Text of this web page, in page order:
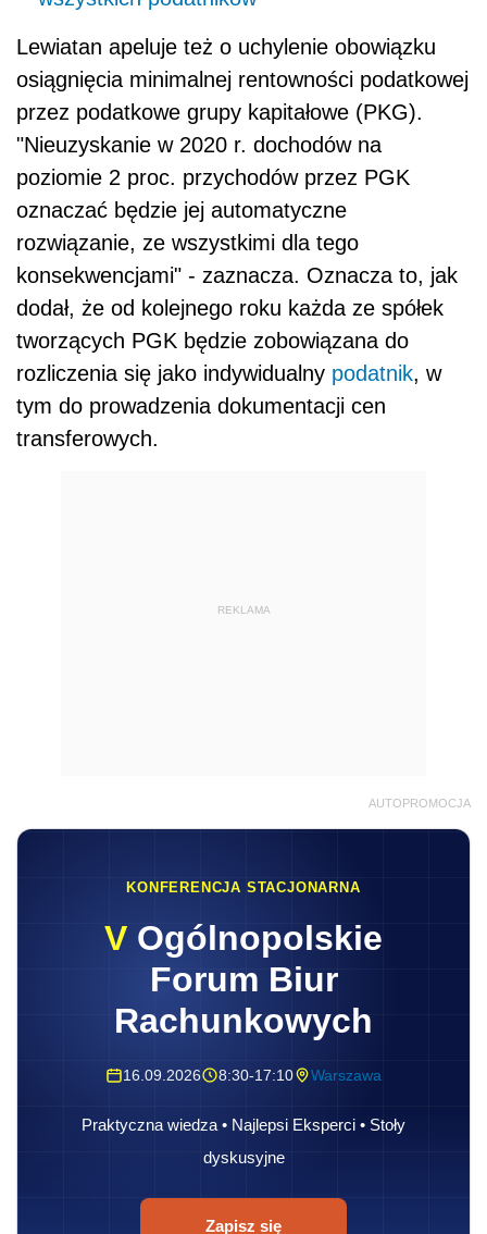
Lewiatan apeluje też o uchylenie obowiązku
osiągnięcia minimalnej rentowności podatkowej
przez podatkowe grupy kapitałowe (PKG).
"Nieuzyskanie w 2020 r. dochodów na
poziomie 2 proc. przychodów przez PGK
oznaczać będzie jej automatyczne
rozwiązanie, ze wszystkimi dla tego
konsekwencjami" - zaznacza. Oznacza to, jak
dodał, że od kolejnego roku każda ze spółek
tworzących PGK będzie zobowiązana do
rozliczenia się jako indywidualny podatnik, w
tym do prowadzenia dokumentacji cen
transferowych.
REKLAMA
AUTOPROMOCJA
KONFERENCJA STACJONARNA
V Ogólnopolskie
Forum Biur
Rachunkowych
16.09.2026 8:30-17:10 Warszawa
Praktyczna wiedza • Najlepsi Eksperci • Stoły
dyskusyjne
Zapisz się